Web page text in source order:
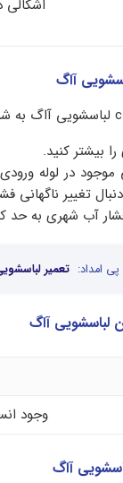
بیشتر کنید.
موجود در لوله
تغییر ناگهانی
آب شهری به حد
امداد: تعمیر
وجود